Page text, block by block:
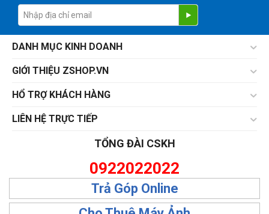
DANH MỤC KINH DOANH
GIỚI THIỆU ZSHOP.VN
HỔ TRỢ KHÁCH HÀNG
LIÊN HỆ TRỰC TIẾP
TỔNG ĐÀI CSKH
0922022022
Trả Góp Online